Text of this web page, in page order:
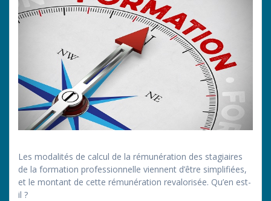
Les modalités de calcul de la rémunération des stagiaires
de la formation professionnelle viennent d’être simplifiées,
et le montant de cette rémunération revalorisée. Qu’en est-
il ?